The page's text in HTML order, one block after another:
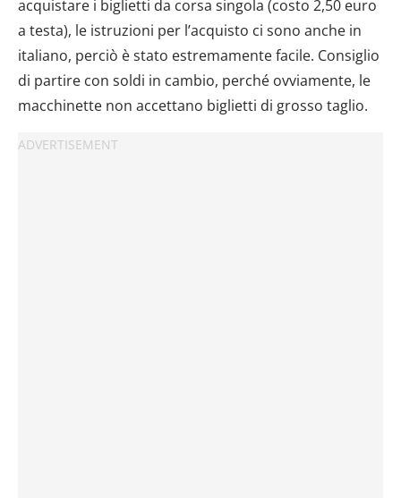
acquistare i biglietti da corsa singola (costo 2,50 euro
a testa), le istruzioni per l’acquisto ci sono anche in
italiano, perciò è stato estremamente facile. Consiglio
di partire con soldi in cambio, perché ovviamente, le
macchinette non accettano biglietti di grosso taglio.